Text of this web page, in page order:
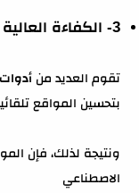
3- الكفاءة العالية
تقوم العديد من
بتحسين المواقع
ونتيجة لذلك، فإن
الاصطناعي